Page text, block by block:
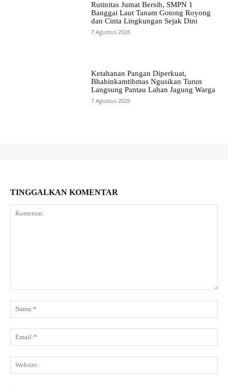
Rutinitas Jumat Bersih, SMPN 1
Banggai Laut Tanam Gotong Royong
dan Cinta Lingkungan Sejak Dini
7 Agustus 2026
Ketahanan Pangan Diperkuat,
Bhabinkamtibmas Ngusikan Turun
Langsung Pantau Lahan Jagung Warga
7 Agustus 2026
TINGGALKAN KOMENTAR